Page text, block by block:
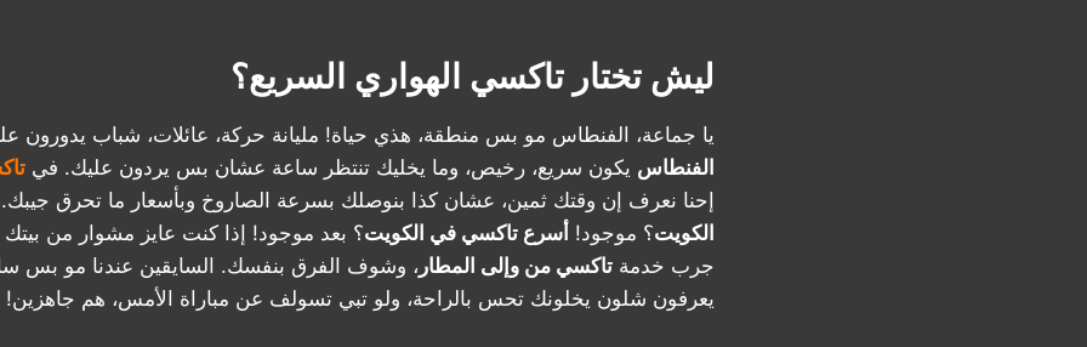
ليش تختار تاكسي الهواري السريع؟
يا جماعة، الفنطاس مو بس منطقة، هذي حياة! مليانة حركة، عائلات، شباب يدورون
الفنطاس يكون سريع، رخيص، وما يخليك تنتظر ساعة عشان بس يردون عليك. في
إحنا نعرف إن وقتك ثمين، عشان كذا بنوصلك بسرعة الصاروخ وبأسعار ما تحرق
الكويت؟ موجود! أسرع تاكسي في الكويت؟ بعد موجود! إذا كنت عايز مشوار من
جرب خدمة تاكسي من وإلى المطار ، وشوف الفرق بنفسك. السايقين عندنا مو بس
يعرفون شلون يخلونك تحس بالراحة، ولو تبي تسولف عن مباراة الأمس، هم جاهزين!